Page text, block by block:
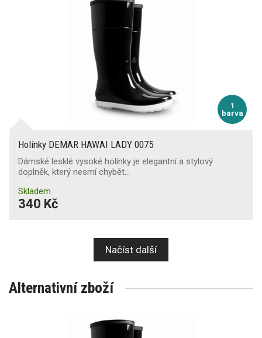
1
barva
Holínky DEMAR HAWAI LADY 0075
Dámské lesklé vysoké holínky je elegantní a stylový
doplněk, který nesmí chybět…
Skladem
340 Kč
Načíst další
Alternativní zboží